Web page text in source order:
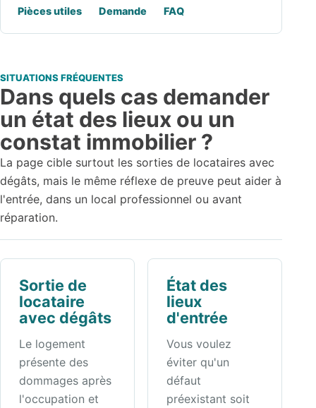
Pièces utiles Demande FAQ
SITUATIONS FRÉQUENTES
Dans quels cas demander
un état des lieux ou un
constat immobilier ?
La page cible surtout les sorties de locataires avec
dégâts, mais le même réflexe de preuve peut aider à
l'entrée, dans un local professionnel ou avant
réparation.
Sortie de
locataire
avec dégâts
Le logement
présente des
dommages après
l'occupation et
État des
lieux
d'entrée
Vous voulez
éviter qu'un
défaut
préexistant soit